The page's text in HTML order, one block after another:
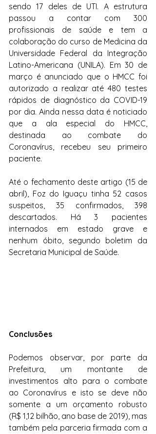
sendo 17 deles de UTI. A estrutura
passou a contar com 300
profissionais de saúde e tem a
colaboração do curso de Medicina da
Universidade Federal da Integração
Latino-Americana (UNILA). Em 30 de
março é anunciado que o HMCC foi
autorizado a realizar até 480 testes
rápidos de diagnóstico da COVID-19
por dia. Ainda nessa data é noticiado
que a ala especial do HMCC,
destinada ao combate do
Coronavírus, recebeu seu primeiro
paciente.
Até o fechamento deste artigo (15 de
abril), Foz do Iguaçu tinha 52 casos
suspeitos, 35 confirmados, 398
descartados. Há 3 pacientes
internados em estado grave e
nenhum óbito, segundo boletim da
Secretaria Municipal de Saúde.
Conclusões
Podemos observar, por parte da
Prefeitura, um montante de
investimentos alto para o combate
ao Coronavírus e isto se deve não
somente a um orçamento robusto
(R$ 1,12 bilhão, ano base de 2019), mas
também pela parceria firmada com a